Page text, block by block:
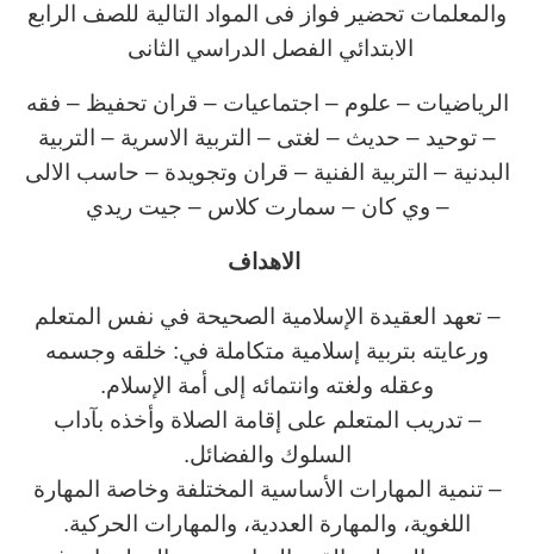
والمعلمات تحضير فواز فى المواد التالية للصف الرابع
الابتدائي الفصل الدراسي الثانى
الرياضيات – علوم – اجتماعيات – قران تحفيظ – فقه
– توحيد – حديث – لغتى – التربية الاسرية – التربية
البدنية – التربية الفنية – قران وتجويدة – حاسب الالى
– وي كان – سمارت كلاس – جيت ريدي
الاهداف
– تعهد العقيدة الإسلامية الصحيحة في نفس المتعلم
ورعايته بتربية إسلامية متكاملة في: خلقه وجسمه
وعقله ولغته وانتمائه إلى أمة الإسلام.
– تدريب المتعلم على إقامة الصلاة وأخذه بآداب
السلوك والفضائل.
– تنمية المهارات الأساسية المختلفة وخاصة المهارة
اللغوية، والمهارة العددية، والمهارات الحركية.